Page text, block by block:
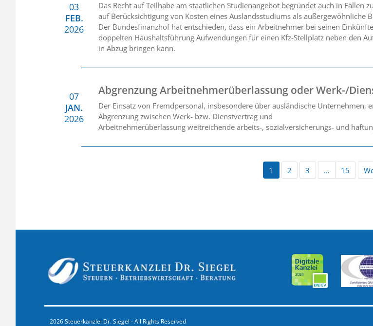
03
FEB.
2026
Das Recht auf Teilhabe am staatlichen Studienangebot begründet auch in Fällen
auf Berücksichtigung von Kosten eines Auslandsstudiums als außergewöhnliche
Der Bundesfinanzhof hat entschieden, dass ein Arbeitnehmer bei seinen
doppelten Haushaltsführung Aufwendungen für einen Kfz-Stellplatz neben den
in Abzug bringen kann.
07
JAN.
2026
Abgrenzung Arbeitnehmerüberlassung oder Werk-/
Der Einsatz von Fremdpersonal, insbesondere über ausländische
Abgrenzung zwischen Werk- bzw. Dienstvertrag und
Arbeitnehmerüberlassung weitreichende arbeits-, sozialversicherungs- und
1 2 3 … 15
2026 Steuerkanzlei Dr. Siegel - All Rights Reserved